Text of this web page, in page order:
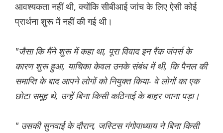
आवश्यकता नहीं थी, क्योंकि सीबीआई जांच के लिए ऐसी कोई
प्रार्थना शुरू में नहीं की गई थी।
"जैसा कि मैंने शुरू में कहा था, पूरा विवाद इन रैंक जंपर्स के
कारण शुरू हुआ, याचिका केवल उनके संबंध में थी, कि पैनल की
समाप्ति के बाद आपने लोगों को नियुक्त किया- वे लोगों का एक
छोटा समूह थे, उन्हें बिना किसी कठिनाई के बाहर जाना पड़ा।
" उसकी सुनवाई के दौरान, जस्टिस गंगोपाध्याय ने बिना किसी